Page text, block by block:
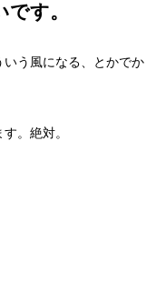
す。
う風になる、とかでか
。絶対。